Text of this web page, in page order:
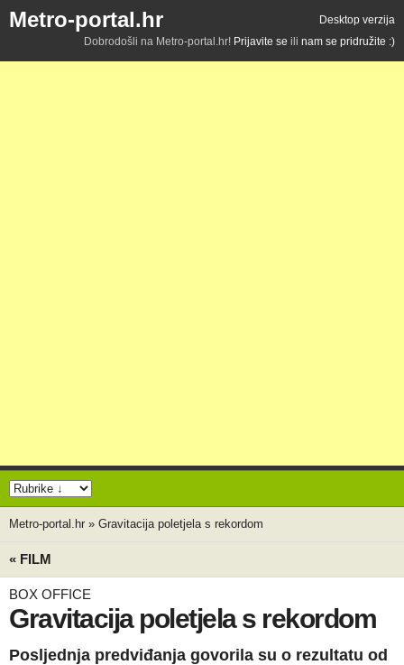
Metro-portal.hr
Desktop verzija
Dobrodošli na Metro-portal.hr! Prijavite se ili nam se pridružite :)
Metro-portal.hr » Gravitacija poletjela s rekordom
« FILM
BOX OFFICE
Gravitacija poletjela s rekordom
Posljednja predviđanja govorila su o rezultatu od